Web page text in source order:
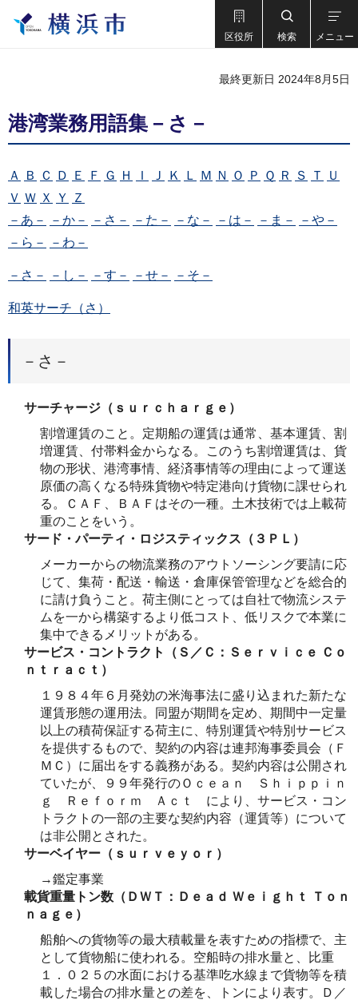
区役所 検索 メニュー
最終更新日 2024年8月5日
港湾業務用語集－さ－
Ａ Ｂ Ｃ Ｄ Ｅ Ｆ Ｇ Ｈ Ｉ Ｊ Ｋ Ｌ Ｍ Ｎ Ｏ Ｐ Ｑ Ｒ Ｓ Ｔ
Ｕ
Ｖ Ｗ Ｘ Ｙ
Ｚ
－あ－
－か－ －さ－ －た－ －な－ －は－ －ま－
－や－
－ら－
－わ－
－さ－ －し－ －す－ －せ－ －そ－
和英サーチ（さ）
－さ－
サーチャージ（ｓｕｒｃｈａｒｇｅ）
割増運賃のこと。定期船の運賃は通常、基本運賃、割
増運賃、付帯料金からなる。このうち割増運賃は、貨
物の形状、港湾事情、経済事情等の理由によって運送
原価の高くなる特殊貨物や特定港向け貨物に課せられ
る。ＣＡＦ、ＢＡＦはその一種。土木技術では上載荷
重のことをいう。
サード・パーティ・ロジスティックス（３ＰＬ）
メーカーからの物流業務のアウトソーシング要請に応
じて、集荷・配送・輸送・倉庫保管管理などを総合的
に請け負うこと。荷主側にとっては自社で物流システ
ムを一から構築するより低コスト、低リスクで本業に
集中できるメリットがある。
サービス・コントラクト（Ｓ／Ｃ：Ｓｅｒｖｉｃｅ Ｃｏ
ｎｔｒａｃｔ）
１９８４年６月発効の米海事法に盛り込まれた新たな
運賃形態の運用法。同盟が期間を定め、期間中一定量
以上の積荷保証する荷主に、特別運賃や特別サービス
を提供するもので、契約の内容は連邦海事委員会（Ｆ
ＭＣ）に届出をする義務がある。契約内容は公開され
ていたが、９９年発行のＯｃｅａｎ Ｓｈｉｐｐｉｎ
ｇ Ｒｅｆｏｒｍ Ａｃｔ により、サービス・コン
トラクトの一部の主要な契約内容（運賃等）について
は非公開とされた。
サーベイヤー（ｓｕｒｖｅｙｏｒ）
→鑑定事業
載貨重量トン数（ＤＷＴ：Ｄｅａｄ Ｗｅｉｇｈｔ Ｔｏｎ
ｎａｇｅ）
船舶への貨物等の最大積載量を表すための指標で、主
として貨物船に使われる。空船時の排水量と、比重
１．０２５の水面における基準吃水線まで貨物等を積
載した場合の排水量との差を、トンにより表す。Ｄ／